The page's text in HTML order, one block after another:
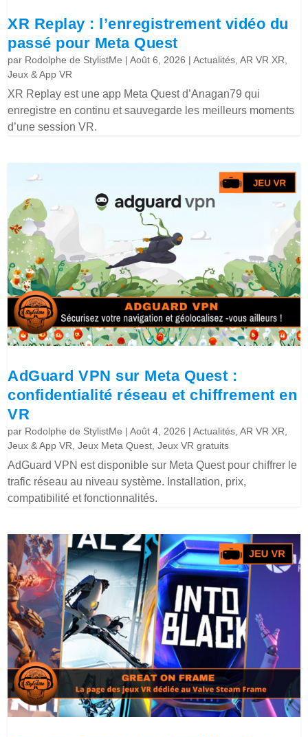
XR Replay : l’enregistrement vidéo du
passé pour Meta Quest
par Rodolphe de StylistMe |Août 6, 2026 |Actualités ,AR VR XR
Jeux & App VR
XR Replay est une app Meta Quest d’Anagan79 qui
enregistre en continu et sauvegarde les meilleurs moments
d’une session VR.
AdGuard VPN sur Meta Quest :
confidentialité réseau et chiffrement en
VR
par Rodolphe de StylistMe |Août 4, 2026 |Actualités ,AR VR XR
Jeux & App VR ,Jeux Meta Quest ,Jeux VR gratuits
AdGuard VPN est disponible sur Meta Quest pour chiffrer le
trafic réseau au niveau système. Installation, prix,
compatibilité et fonctionnalités.